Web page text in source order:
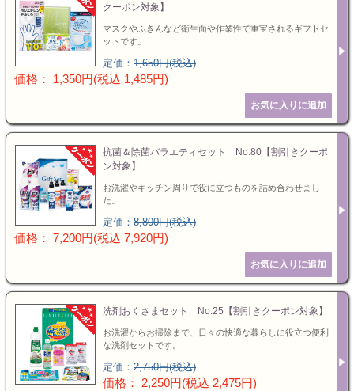
クーポン対象】
マスクやふきんなど衛生面や作業性で重宝されるギフトセ
ットです。
定価： 1,650円(税込)
価格： 1,350円(税込 1,485円)
抗菌＆除菌バラエティセット No.80【割引きクーポ
ン対象】
お洗濯やキッチン周りで役に立つものを詰め合わせまし
た。
定価： 8,800円(税込)
価格： 7,200円(税込 7,920円)
洗剤おくさまセット No.25【割引きクーポン対象】
お洗濯からお掃除まで、日々の快適な暮らしに役立つ便利
な洗剤セットです。
定価： 2,750円(税込)
価格： 2,250円(税込 2,475円)